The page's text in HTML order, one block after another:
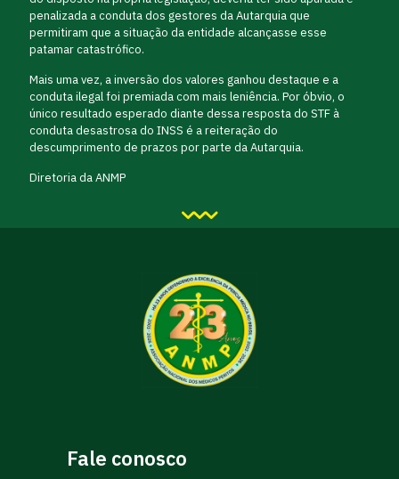
penalizada a conduta dos gestores da Autarquia que
permitiram que a situação da entidade alcançasse esse
patamar catastrófico.
Mais uma vez, a inversão dos valores ganhou destaque e a
conduta ilegal foi premiada com mais leniência. Por óbvio, o
único resultado esperado diante dessa resposta do STF à
conduta desastrosa do INSS é a reiteração do
descumprimento de prazos por parte da Autarquia.
Diretoria da ANMP
Fale conosco